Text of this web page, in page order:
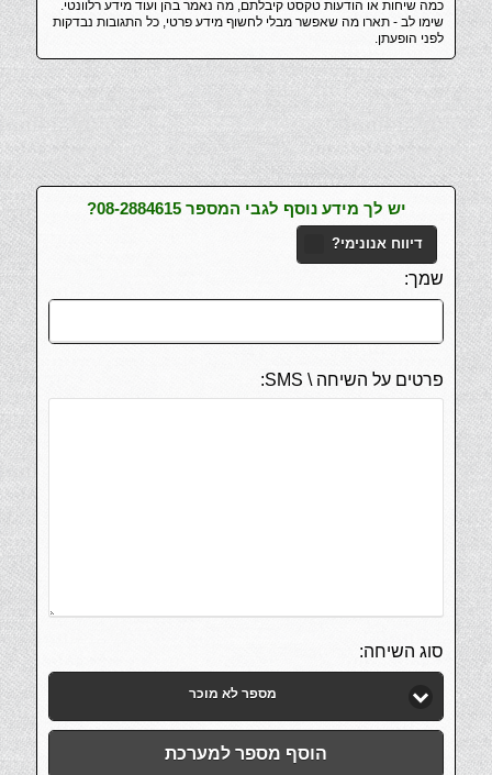
כמה שיחות או הודעות טקסט קיבלתם, מה נאמר בהן ועוד מידע רלוונטי.
שימו לב - תארו מה שאפשר מבלי לחשוף מידע פרטי, כל התגובות נבדקות
לפני הופעתן.
יש לך מידע נוסף לגבי המספר 08-2884615?
דיווח אנונימי?
שמך:
פרטים על השיחה \ SMS:
סוג השיחה:
מספר לא מוכר
הוסף מספר למערכת